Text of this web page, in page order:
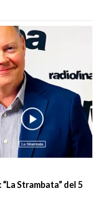
Strambata” del 5